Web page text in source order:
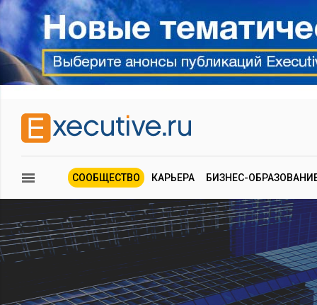
СООБЩЕСТВО КАРЬЕРА БИЗНЕС-